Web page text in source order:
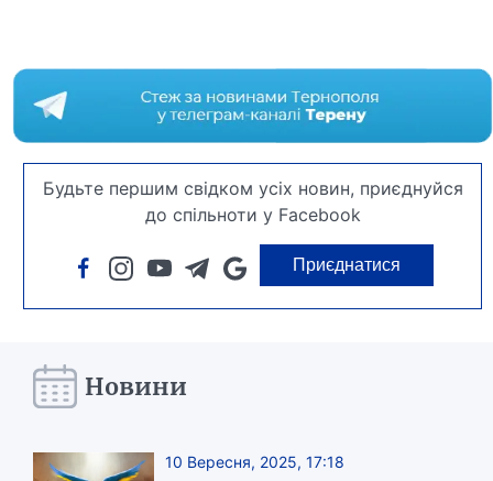
Будьте першим свідком усіх новин, приєднуйся
до спільноти у Facebook
Приєднатися
Новини
10 Вересня, 2025, 17:18